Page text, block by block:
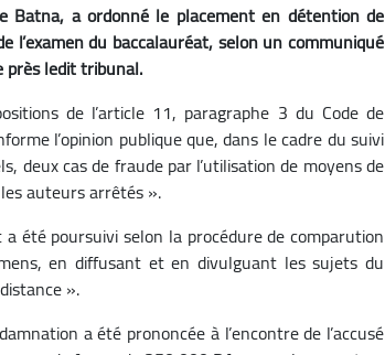
a ordonné le placement en détention de
l’examen du baccalauréat, selon un communiqué
près ledit tribunal.
de l’article 11, paragraphe 3 du Code de
l’opinion publique que, dans le cadre du suivi
deux cas de fraude par l’utilisation de moyens de
auteurs arrêtés ».
été poursuivi selon la procédure de comparution
en diffusant et en divulguant les sujets du
».
a été prononcée à l’encontre de l’accusé